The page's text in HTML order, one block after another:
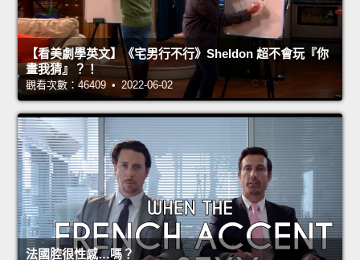
【看美劇學英文】《宅男行不行》Sheldon 超不會玩『你
畫我猜』？！
觀看次數：46409 • 2022-06-02
法國腔很性感…嗎？